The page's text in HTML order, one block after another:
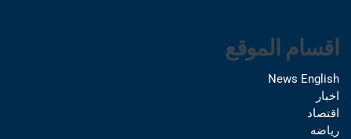
اقسام الموقع
News English
اخبار
اقتصاد
رياضه